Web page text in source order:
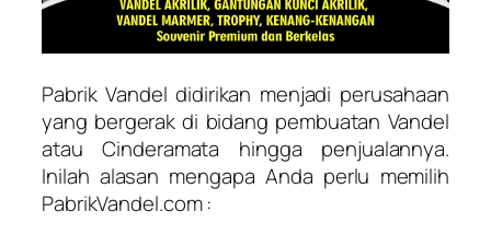
Pabrik Vandel didirikan menjadi perusahaan
yang bergerak di bidang pembuatan Vandel
atau Cinderamata hingga penjualannya.
Inilah alasan mengapa Anda perlu memilih
PabrikVandel.com :